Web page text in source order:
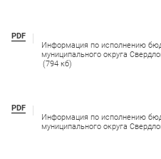
PDF
Информация по исполнению
муниципального округа
(794 кб)
PDF
Информация по исполнению
муниципального округа